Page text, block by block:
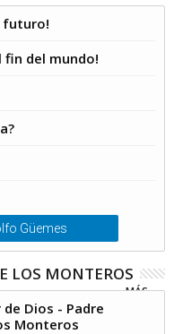
futuro!
fin del mundo!
Güemes
LOS MONTEROS
MÁS...
Dios - Padre
Monteros